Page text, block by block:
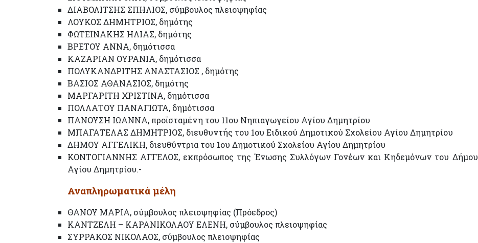
ΔΙΑΒΟΛΙΤΣΗΣ ΣΠΗΛΙΟΣ, σύμβουλος πλειοψηφίας
ΛΟΥΚΟΣ ΔΗΜΗΤΡΙΟΣ, δημότης
ΦΩΤΕΙΝΑΚΗΣ ΗΛΙΑΣ, δημότης
ΒΡΕΤΟΥ ΑΝΝΑ, δημότισσα
ΚΑΖΑΡΙΑΝ ΟΥΡΑΝΙΑ, δημότισσα
ΠΟΛΥΚΑΝΔΡΙΤΗΣ ΑΝΑΣΤΑΣΙΟΣ , δημότης
ΒΑΣΙΟΣ ΑΘΑΝΑΣΙΟΣ, δημότης
ΜΑΡΓΑΡΙΤΗ ΧΡΙΣΤΙΝΑ, δημότισσα
ΠΟΛΛΑΤΟΥ ΠΑΝΑΓΙΩΤΑ, δημότισσα
ΠΑΝΟΥΣΗ ΙΩΑΝΝΑ, προϊσταμένη του 11ου Νηπιαγωγείου Αγίου Δημητρίου
ΜΠΑΓΑΤΕΛΑΣ ΔΗΜΗΤΡΙΟΣ, διευθυντής του 1ου Ειδικού Δημοτικού Σχολείου Αγίου Δημητρίου
ΔΗΜΟΥ ΑΓΓΕΛΙΚΗ, διευθύντρια του 1ου Δημοτικού Σχολείου Αγίου Δημητρίου
ΚΟΝΤΟΓΙΑΝΝΗΣ ΑΓΓΕΛΟΣ, εκπρόσωπος της Ένωσης Συλλόγων Γονέων και Κηδεμόνων του Δήμου
Αγίου Δημητρίου.-
Αναπληρωματικά μέλη
ΘΑΝΟΥ ΜΑΡΙΑ, σύμβουλος πλειοψηφίας (Πρόεδρος)
ΚΑΝΤΖΕΛΗ – ΚΑΡΑΝΙΚΟΛΑΟΥ ΕΛΕΝΗ, σύμβουλος πλειοψηφίας
ΣΥΡΡΑΚΟΣ ΝΙΚΟΛΑΟΣ, σύμβουλος πλειοψηφίας